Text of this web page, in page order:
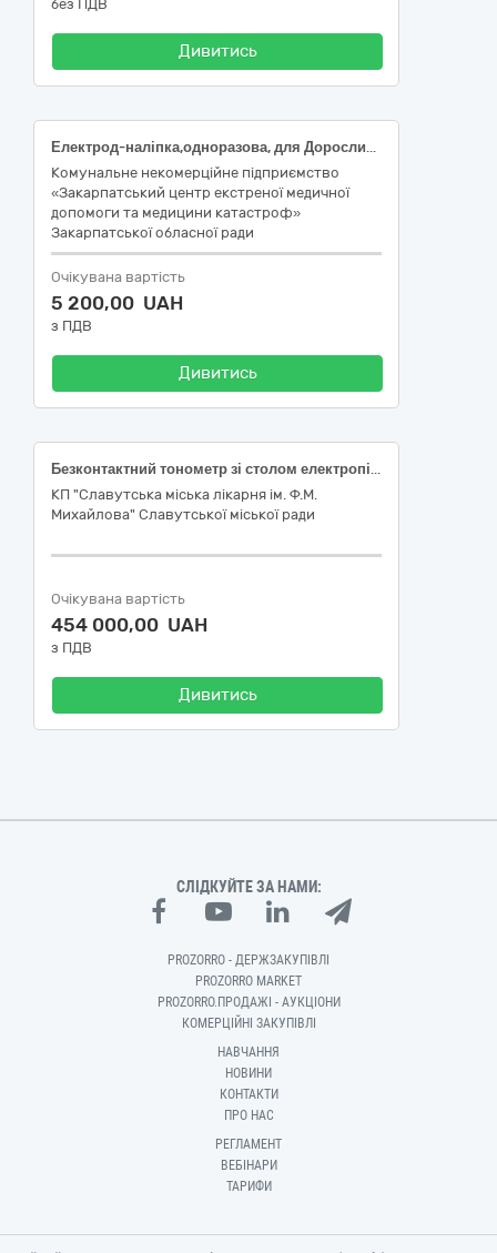
без ПДВ
Дивитись
Електрод-наліпка,одноразова, для Дорослих, форма: кругла, матеріал основи: пінна основа, тип гелю: твердий гель, Застосування: стрес-тест та холтер, тип коннектора: Кнопка, покриття робочої поверхні: Ag/AgCl, Розмір: 50x50
Комунальне некомерційне підприємство
«Закарпатський центр екстреної медичної
допомоги та медицини катастроф»
Закарпатської обласної ради
Очікувана вартість
5 200,00 UAH
з ПДВ
Дивитись
Безконтактний тонометр зі столом електропідйомним ДК 021:2015: 33120000-7 - Системи реєстрації медичної інформації та дослідне обладнання (НК 024:2023 35399 Тонометр офтальмонологічний із живленням від мережі, НК 031:2024 - Z12120122 Тонометри)
КП "Славутська міська лікарня ім. Ф.М.
Михайлова" Славутської міської ради
Очікувана вартість
454 000,00 UAH
з ПДВ
Дивитись
СЛІДКУЙТЕ ЗА НАМИ:
PROZORRO - ДЕРЖЗАКУПІВЛІ
PROZORRO MARKET
PROZORRO.ПРОДАЖІ - АУКЦІОНИ
КОМЕРЦІЙНІ ЗАКУПІВЛІ
НАВЧАННЯ
НОВИНИ
КОНТАКТИ
ПРО НАС
РЕГЛАМЕНТ
ВЕБІНАРИ
ТАРИФИ